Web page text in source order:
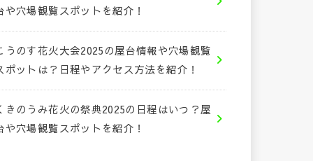
や穴場観覧スポットを紹介！
うのす花火大会2025の屋台情報や穴場観覧
ポットは？日程やアクセス方法を紹介！
きのうみ花火の祭典2025の日程はいつ？屋
や穴場観覧スポットを紹介！